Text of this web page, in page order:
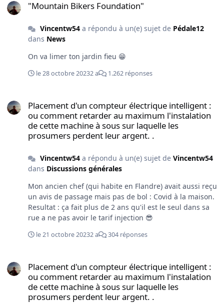
"Mountain Bikers Foundation"
Vincentw54a répondu à un(e) sujet de Pédale12
dans News
On va limer ton jardin fieu 😁
le 28 octobre 20232 a 1.262 réponses
Placement d'un compteur électrique intelligent :
ou comment retarder au maximum l'instalation
de cette machine à sous sur laquelle les
prosumers perdent leur argent. .
Vincentw54a répondu à un(e) sujet de Vincentw54
dans Discussions générales
Mon ancien chef (qui habite en Flandre) avait aussi reçu
un avis de passage mais pas de bol : Covid à la maison.
Resultat : ça fait plus de 2 ans qu'il est le seul dans sa
rue a ne pas avoir le tarif injection 😎
le 21 octobre 20232 a 304 réponses
Placement d'un compteur électrique intelligent :
ou comment retarder au maximum l'instalation
de cette machine à sous sur laquelle les
prosumers perdent leur argent. .